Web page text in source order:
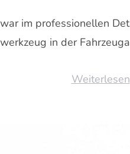
im professionellen
in der
Weiterlesen